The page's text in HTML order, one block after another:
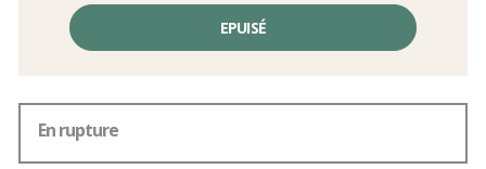
EPUISÉ
En rupture